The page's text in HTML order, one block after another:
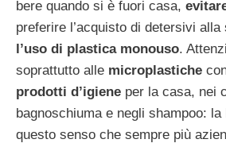
bere quando si è fuori casa,
preferire l’acquisto di detersivi alla
l’uso di plastica monouso.
soprattutto alle microplastiche
prodotti d’igiene per la casa, nei
bagnoschiuma e negli shampoo:
questo senso che sempre più